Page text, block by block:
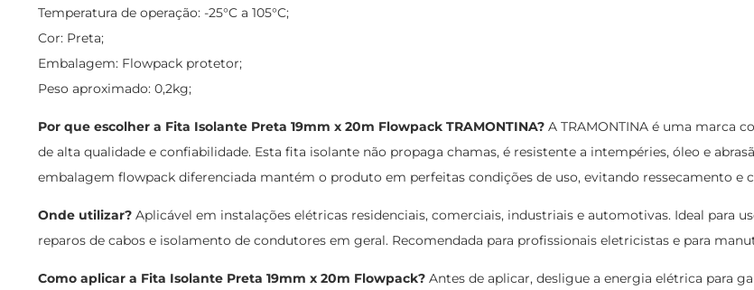
Temperatura de operação: -25°C a 105°C;
Cor: Preta;
Embalagem: Flowpack protetor;
Peso aproximado: 0,2kg;
Por que escolher a Fita Isolante Preta 19mm x 20m Flowpack TRAMONTINA? A TRAMONTINA é uma marca
de alta qualidade e confiabilidade. Esta fita isolante não propaga chamas, é resistente a intempéries, óleo e
embalagem flowpack diferenciada mantém o produto em perfeitas condições de uso, evitando ressecamento e
Onde utilizar? Aplicável em instalações elétricas residenciais, comerciais, industriais e automotivas. Ideal para
reparos de cabos e isolamento de condutores em geral. Recomendada para profissionais eletricistas e para
Como aplicar a Fita Isolante Preta 19mm x 20m Flowpack? Antes de aplicar, desligue a energia elétrica para